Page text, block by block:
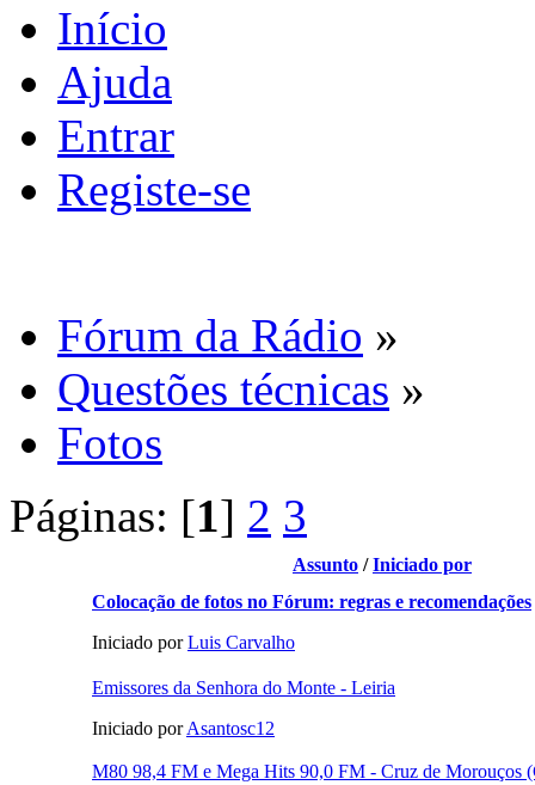
Início
Ajuda
Entrar
Registe-se
Fórum da Rádio »
Questões técnicas »
Fotos
Páginas: [1] 2 3
Assunto /Iniciado por
Colocação de fotos no Fórum: regras e recomendações
Iniciado porLuis Carvalho
Emissores da Senhora do Monte - Leiria
Iniciado porAsantosc12
M80 98,4 FM e Mega Hits 90,0 FM - Cruz de Morouços